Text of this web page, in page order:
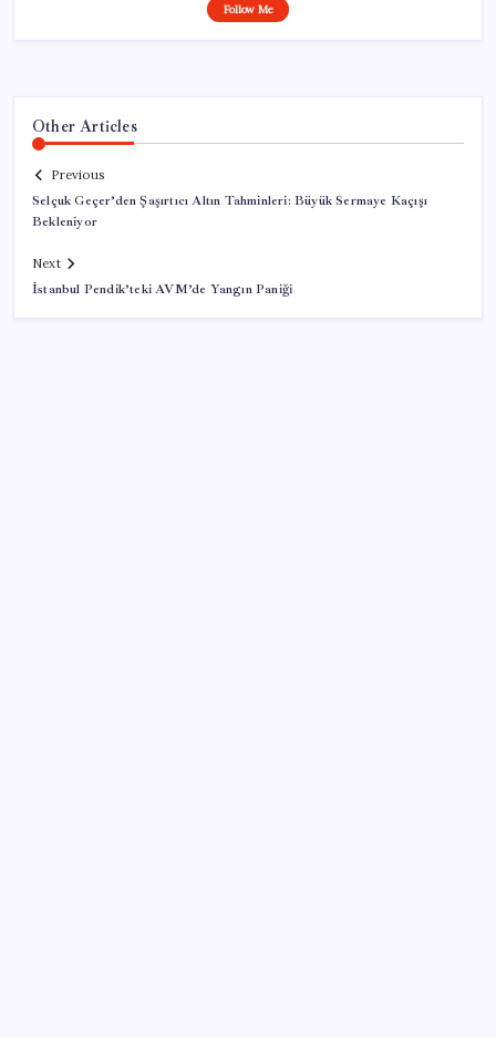
Follow Me
Other Articles
Previous
Selçuk Geçer’den Şaşırtıcı Altın Tahminleri: Büyük Sermaye Kaçışı
Bekleniyor
Next
İstanbul Pendik’teki AVM’de Yangın Paniği